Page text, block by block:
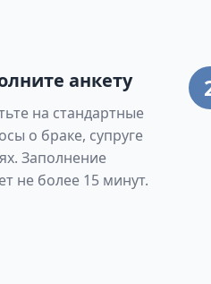
анкету
на стандартные
о браке, супруге
Заполнение
не более 15 минут.